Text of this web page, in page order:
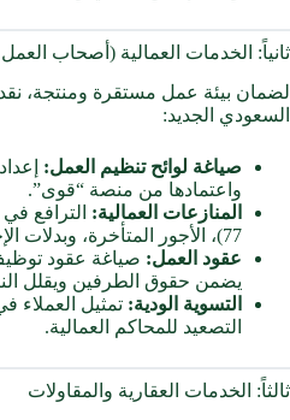
ثانياً: الخدمات العمالية (أصحاب
لضمان بيئة عمل مستقرة ومنتجة،
السعودي الجديد:
صياغة لوائح تنظيم العمل:
واعتمادها من منصة “قوى”.
المنازعات العمالية: الترافع
77)، الأجور المتأخرة، وبدلات الإجازات ونهاية الخدمة.
عقود العمل: صياغة عقود
يضمن حقوق الطرفين ويقلل
التسوية الودية: تمثيل العملاء
التصعيد للمحاكم العمالية.
ثالثاً: الخدمات العقارية والمقاولات